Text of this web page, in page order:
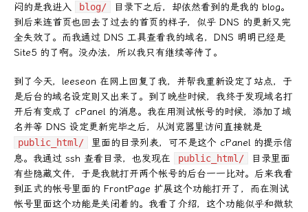
闷的是我进入
blog/
目录下之后，却依然看到的是我的 blog。
到后来连首页也回去了过去的首页的样子，似乎 DNS 的更新又完
全失效了。而我通过 DNS 工具查看我的域名，DNS 明明已经是
Site5 的了啊。没办法，所以我只有继续等待了。
到了今天，leeseon 在网上回复了我，并帮我重新设定了站点，于
是后台的域名设定则又出来了。到了晚些时候，我终于发现域名打
开后有变成了 cPanel 的消息。我在用测试帐号的时候，添加了域
名并等 DNS 设定更新完毕之后，从浏览器里访问直接就是
public_html/
里面的目录列表，可不是这个 cPanel 的提示信
息。我通过 ssh 查看目录，也发现在
public_html/
目录里面
有些隐藏文件，于是我就打开两个帐号的后台一一比对。后来我看
到正式的帐号里面的 FrontPage 扩展这个功能打开了，而在测试
帐号里面这个功能是关闭着的。我看了介绍，这个功能似乎和微软